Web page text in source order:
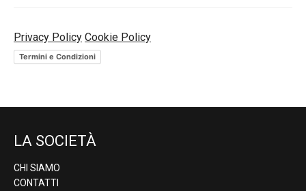
Privacy Policy Cookie Policy
Termini e Condizioni
LA SOCIETÀ
CHI SIAMO
CONTATTI